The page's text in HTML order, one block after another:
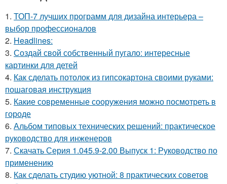
1. ТОП-7 лучших программ для дизайна интерьера –
выбор профессионалов
2. Headlines:
3. Создай свой собственный пугало: интересные
картинки для детей
4. Как сделать потолок из гипсокартона своими руками:
пошаговая инструкция
5. Какие современные сооружения можно посмотреть в
городе
6. Альбом типовых технических решений: практическое
руководство для инженеров
7. Скачать Серия 1.045.9-2.00 Выпуск 1: Руководство по
применению
8. Как сделать студию уютной: 8 практических советов